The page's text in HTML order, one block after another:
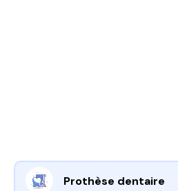
Prothèse dentaire